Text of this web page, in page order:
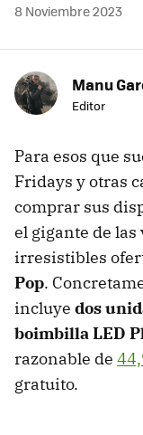
8 Noviembre 2023
Manu
Editor
Para esos que
Fridays y otras
comprar sus
el gigante de
irresistibles
Pop.
incluye dos
boimbilla LED
razonable de
gratuito.